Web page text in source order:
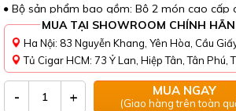
Bộ sản phẩm bao gồm: Bộ 2 món cao cấp
MUA TẠI SHOWROOM CHÍNH
Ha Nội: 83 Nguyễn Khang, Yên Hòa, Cầu
Tủ Cigar HCM: 73 Ỷ Lan, Hiệp Tân, Tân Phú,
- + MUA NGAY
(Giao hàng trên toàn